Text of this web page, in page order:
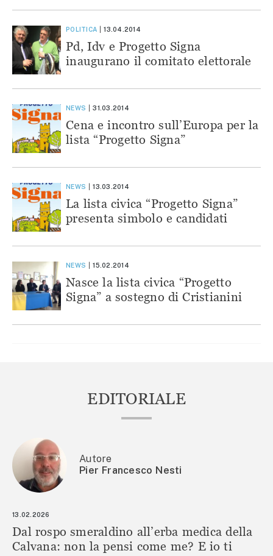
POLITICA 13.04.2014
Pd, Idv e Progetto Signa
inaugurano il comitato elettorale
NEWS 31.03.2014
Cena e incontro sull’Europa per la
lista “Progetto Signa”
NEWS 13.03.2014
La lista civica “Progetto Signa”
presenta simbolo e candidati
NEWS 15.02.2014
Nasce la lista civica “Progetto
Signa” a sostegno di Cristianini
EDITORIALE
Autore
Pier Francesco Nesti
13.02.2026
Dal rospo smeraldino all’erba medica della
Calvana: non la pensi come me? E io ti